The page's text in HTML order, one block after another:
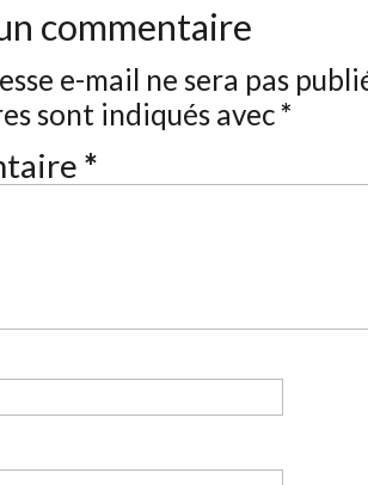
commentaire
e-mail ne sera pas
sont indiqués avec*
*